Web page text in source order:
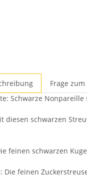
Frage
Schwarze
diesen schwarzen
feinen schwarzen
Die feinen